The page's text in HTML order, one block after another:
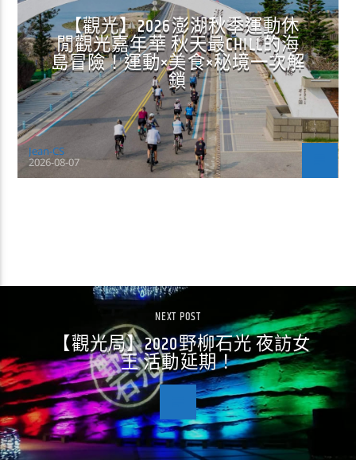
【觀光】2026澎湖秋季運動休
閒觀光嘉年華 秋天最CHILL的海
島冒險！運動×美食×秘境一次解
鎖
Jean-CS
2026-08-07
NEXT POST
【觀光局】2020野柳石光 夜訪女
王 活動延期！